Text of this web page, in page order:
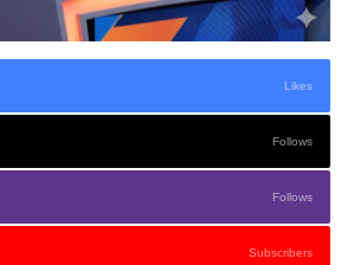
Likes
Follows
Follows
Subscribers